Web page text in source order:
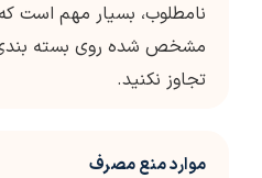
نامطلوب، بسیار مهم است که
مشخص شده روی بسته
تجاوز نکنید.
موارد منع مصرف